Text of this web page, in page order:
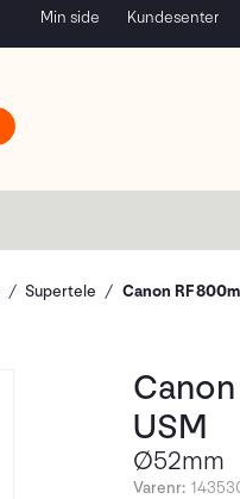
Min side Kundesenter
Supertele Canon RF
USM
Ø52mm
Varenr: